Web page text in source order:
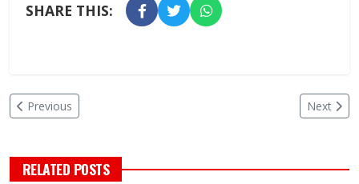
SHARE THIS:
Previous Next
RELATED POSTS